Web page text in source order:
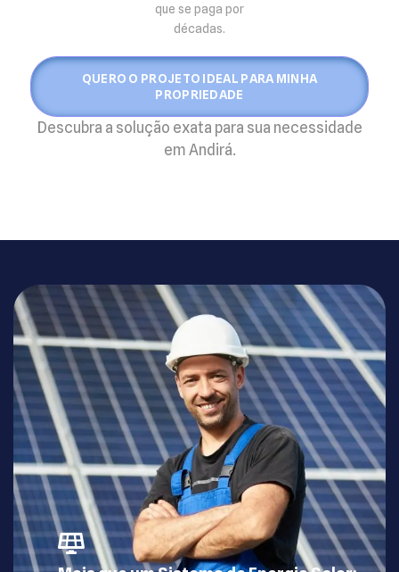
que se paga por
décadas.
QUERO O PROJETO IDEAL PARA MINHA
PROPRIEDADE
Descubra a solução exata para sua necessidade
em Andirá.